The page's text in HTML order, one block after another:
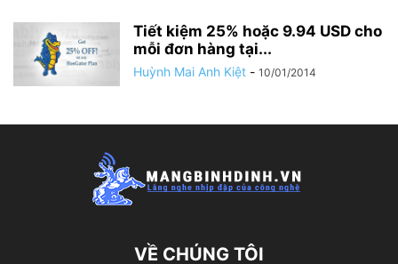
Tiết kiệm 25% hoặc 9.94 USD cho
mỗi đơn hàng tại...
Huỳnh Mai Anh Kiệt - 10/01/2014
VỀ CHÚNG TÔI